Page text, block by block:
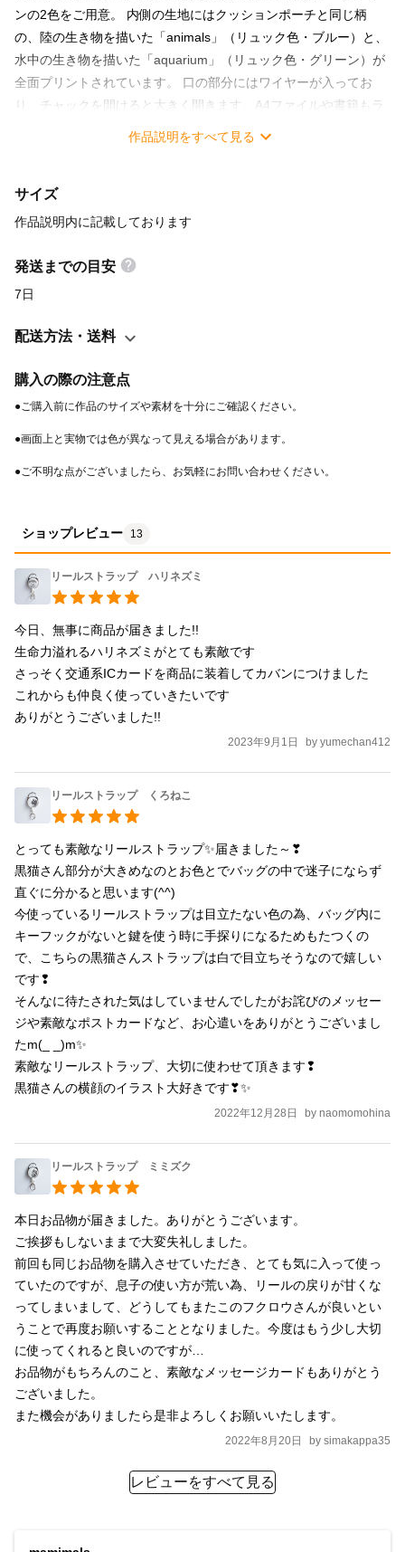
ンの2色をご用意。 内側の生地にはクッションポーチと同じ柄
の、陸の生き物を描いた「animals」（リュック色・ブルー）と、
水中の生き物を描いた「aquarium」（リュック色・グリーン）が
全面プリントされています。 口の部分にはワイヤーが入ってお
り、チャックを開けると大きく開きます。A4ファイルや書籍もラ
クラク出し入れ可能でたくさん収納できます。 正面にチャック付
納できるのでとても便利です。
https://www.instagram.com/p/BlAeiXaAyii/?
https://www.instagram.com/p/BlAfgWCgw0C/?
utm_source=ig_web_button_share_sheet ●材質：ポリエステル ●
150mm 開口部：タテ 200mm×ヨコ 310mm（全開にした際） 正
（小1つ）：タテ 180mm×ヨコ 190mm 側面ポケット（左右1つず
つ）：タテ 160mm×ヨコ 150mm 内ポケット（大1つ）：タテ
70mm ●配送方法：ゆうパック ●mamimalsについて
mamimals（マミマルズ）は、イラストレーターなかの真実のオリ
作品説明をすべて見る
サイズ
作品説明内に記載しております
発送までの目安
7日
配送方法・送料
購入の際の注意点
●ご不明な点がございましたら、お気軽にお問い合わせください。
ショップレビュー 13
リールストラップ ハリネズミ
今日、無事に商品が届きました!!
生命力溢れるハリネズミがとても素敵です
さっそく交通系ICカードを商品に装着してカバンにつけました
これからも仲良く使っていきたいです
ありがとうございました!!
2023年9月1日 by yumechan412
リールストラップ くろねこ
とっても素敵なリールストラップ✨届きました～❣
黒猫さん部分が大きめなのとお色とでバッグの中で迷子にならず
直ぐに分かると思います(^^)
今使っているリールストラップは目立たない色の為、バッグ内に
キーフックがないと鍵を使う時に手探りになるためもたつくの
で、こちらの黒猫さんストラップは白で目立ちそうなので嬉しい
です❢
そんなに待たされた気はしていませんでしたがお詫びのメッセー
ジや素敵なポストカードなど、お心遣いをありがとうございまし
たm(_ _)m✨
素敵なリールストラップ、大切に使わせて頂きます❢
黒猫さんの横顔のイラスト大好きです❣✨
2022年12月28日 by naomomohina
リールストラップ ミミズク
本日お品物が届きました。ありがとうございます。
ご挨拶もしないままで大変失礼しました。
前回も同じお品物を購入させていただき、とても気に入って使っ
ていたのですが、息子の使い方が荒い為、リールの戻りが甘くな
ってしまいまして、どうしてもまたこのフクロウさんが良いとい
うことで再度お願いすることとなりました。今度はもう少し大切
に使ってくれると良いのですが…
お品物がもちろんのこと、素敵なメッセージカードもありがとう
ございました。
2022年8月20日 by simakappa35
レビューをすべて見る